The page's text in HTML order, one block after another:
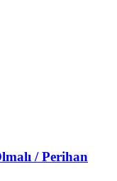
/ Perihan